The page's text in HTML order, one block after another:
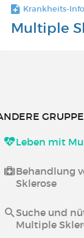
Krankheits-
Multiple
Leben mit
Behandlung
Sklerose
Suche und
Multiple